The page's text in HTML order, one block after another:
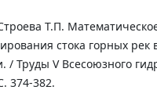
Т.П.
стока горных рек
Труды V Всесоюзного
374-382.